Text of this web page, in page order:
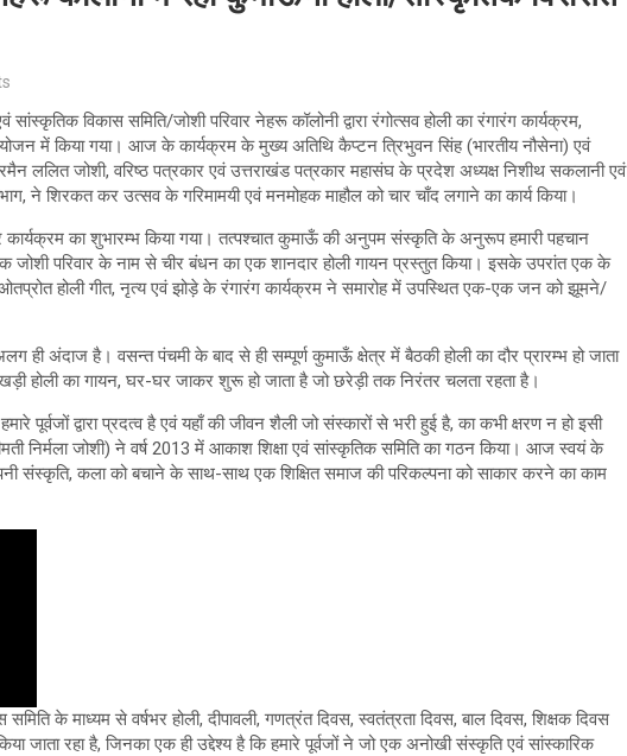
सांस्कृतिक विकास समिति/जोशी परिवार नेहरू कॉलोनी द्वारा रंगोत्सव होली का रंगारंग कार्यक्रम,
में किया गया। आज के कार्यक्रम के मुख्य अतिथि कैप्टन त्रिभुवन सिंह (भारतीय नौसेना) एवं
ललित जोशी, वरिष्ठ पत्रकार एवं उत्तराखंड पत्रकार महासंघ के प्रदेश अध्यक्ष निशीथ सकलानी एवं
ने शिरकत कर उत्सव के गरिमामयी एवं मनमोहक माहौल को चार चाँद लगाने का कार्य किया।
का शुभारम्भ किया गया। तत्पश्चात कुमाऊँ की अनुपम संस्कृति के अनुरूप हमारी पहचान
जोशी परिवार के नाम से चीर बंधन का एक शानदार होली गायन प्रस्तुत किया। इसके उपरांत एक के
होली गीत, नृत्य एवं झोड़े के रंगारंग कार्यक्रम ने समारोह में उपस्थित एक-एक जन को झूमने/
ही अंदाज है। वसन्त पंचमी के बाद से ही सम्पूर्ण कुमाऊँ क्षेत्र में बैठकी होली का दौर प्रारम्भ हो जाता
होली का गायन, घर-घर जाकर शुरू हो जाता है जो छरेड़ी तक निरंतर चलता रहता है।
पूर्वजों द्वारा प्रदत्व है एवं यहाँ की जीवन शैली जो संस्कारों से भरी हुई है, का कभी क्षरण न हो इसी
निर्मला जोशी) ने वर्ष 2013 में आकाश शिक्षा एवं सांस्कृतिक समिति का गठन किया। आज स्वयं के
संस्कृति, कला को बचाने के साथ-साथ एक शिक्षित समाज की परिकल्पना को साकार करने का काम
समिति के माध्यम से वर्षभर होली, दीपावली, गणत्रंत दिवस, स्वतंत्रता दिवस, बाल दिवस, शिक्षक दिवस
रहा है, जिनका एक ही उद्देश्य है कि हमारे पूर्वजों ने जो एक अनोखी संस्कृति एवं सांस्कारिक